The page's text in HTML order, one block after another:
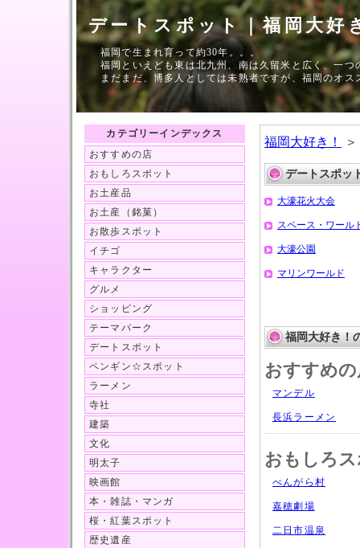
デートスポット｜福岡大好
福岡で生まれ育って約30年。。。
福岡といえども東は北九州、南は久留米と広く、一つ
まだまだ、博多人としては未熟者ですが、福岡のオ
福岡大好き！
デートスポッ
大濠花火大会
スペース・ワール
大濠公園
マリンワールド
福岡大好き！
おすすめの
マンデル
長浜ラーメン
おもしろ
べんがら村
嘉穂劇場
二日市温泉
カテゴリーインデックス
おすすめの店
おもしろスポット
お土産品
お土産（銘菓）
お散歩スポット
イチゴ
キャラクター
グルメ
ショッピング
テーマパーク
デートスポット
ペンギン☆スポット
ラーメン
寺社
建築
文化
明太子
映画館
本・雑誌・マンガ
桜・紅葉スポット
歴史遺産